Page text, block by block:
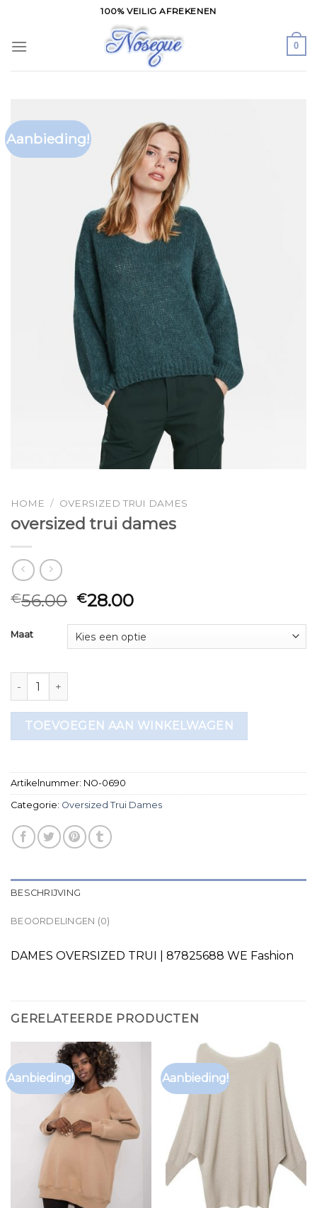
content
100% VEILIG AFREKENEN
0
Aanbieding!
HOME / OVERSIZED TRUI DAMES
oversized trui dames
€56.00 €28.00
Maat
oversized trui dames aantal
TOEVOEGEN AAN WINKELWAGEN
Artikelnummer: NO-0690
Categorie: Oversized Trui Dames
BESCHRIJVING
BEOORDELINGEN (0)
DAMES OVERSIZED TRUI | 87825688 WE Fashion
GERELATEERDE PRODUCTEN
Aanbieding! Aanbieding!